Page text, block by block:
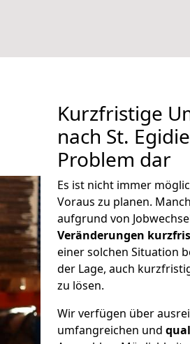
Kurzfristige
nach St.
Problem dar
Es ist nicht immer
Voraus zu planen.
aufgrund von
Veränderungen
einer solchen Situation
der Lage, auch
zu lösen.
Wir verfügen über
umfangreichen und